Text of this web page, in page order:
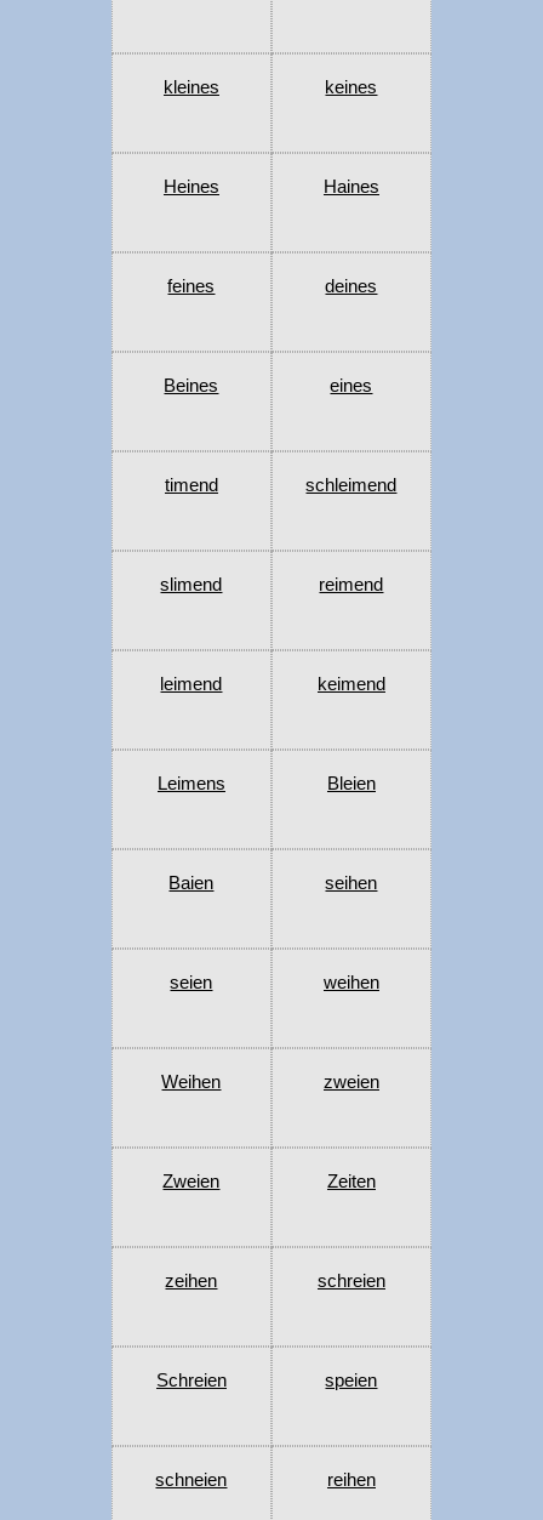
kleines keines
Heines Haines
feines deines
Beines eines
timend schleimend
slimend reimend
leimend keimend
Leimens Bleien
Baien seihen
seien weihen
Weihen zweien
Zweien Zeiten
zeihen schreien
Schreien speien
schneien reihen